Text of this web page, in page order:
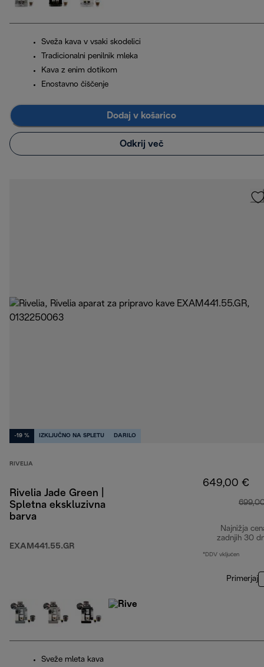
Sveža kava v vsaki skodelici
Tradicionalni penilnik mleka
Kava z enim dotikom
Enostavno čiščenje
Dodaj v košarico
Odkrij več
-19 % IZKLJUČNO NA SPLETU DARILO
RIVELIA
Rivelia Jade Green |
Spletna ekskluzivna
barva
EXAM441.55.GR
649,00 €
Najnižja
zadnjih 30
*DDV vključen
Primerjaj
Sveže mleta kava